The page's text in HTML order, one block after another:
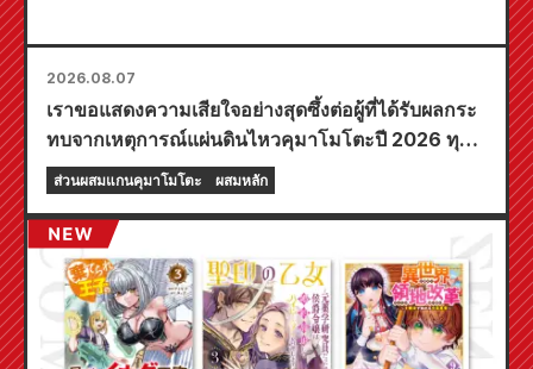
2026.08.07
เราขอแสดงความเสียใจอย่างสุดซึ้งต่อผู้ที่ได้รับผลกระ
ทบจากเหตุการณ์แผ่นดินไหวคุมาโมโตะปี 2026 ทุก
ท่าน
ส่วนผสมแกนคุมาโมโตะ ผสมหลัก